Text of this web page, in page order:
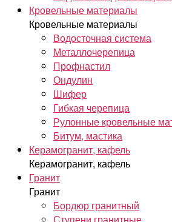
Кровельные материалы
Кровельные материалы
Водосточная система
Металлочерепица
Профнастил
Ондулин
Шифер
Гибкая черепица
Рулонные кровельные
Битум, мастика
Керамогранит, кафель
Керамогранит, кафель
Гранит
Гранит
Бордюр гранитный